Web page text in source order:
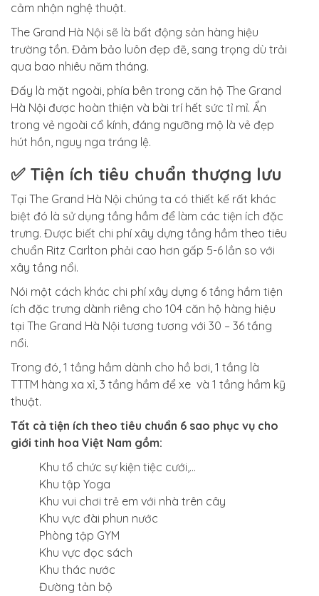
cảm nhận nghệ thuật.
The Grand Hà Nội sẽ là bất động sản hàng hiệu
trường tồn. Đảm bảo luôn đẹp đẽ, sang trọng dù trải
qua bao nhiêu năm tháng.
Đấy là mặt ngoài, phía bên trong căn hộ The Grand
Hà Nội được hoàn thiện và bài trí hết sức tỉ mỉ. Ẩn
trong vẻ ngoài cổ kính, đáng ngưỡng mộ là vẻ đẹp
hút hồn, nguy nga tráng lệ.
✅ Tiện ích tiêu chuẩn thượng lưu
Tại The Grand Hà Nội chúng ta có thiết kế rất khác
biệt đó là sử dụng tầng hầm để làm các tiện ích đặc
trưng. Được biết chi phí xây dựng tầng hầm theo tiêu
chuẩn Ritz Carlton phải cao hơn gấp 5-6 lần so với
xây tầng nổi.
Nói một cách khác chi phí xây dựng 6 tầng hầm tiện
ích đặc trưng dành riêng cho 104 căn hộ hàng hiệu
tại The Grand Hà Nội tương tương với 30 – 36 tầng
nổi.
Trong đó, 1 tầng hầm dành cho hồ bơi, 1 tầng là
TTTM hàng xa xỉ, 3 tầng hầm để xe và 1 tầng hầm kỹ
thuật.
Tất cả tiện ích theo tiêu chuẩn 6 sao phục vụ cho
giới tinh hoa Việt Nam gồm:
Khu tổ chức sự kiện tiệc cưới,…
Khu tập Yoga
Khu vui chơi trẻ em với nhà trên cây
Khu vực đài phun nước
Phòng tập GYM
Khu vực đọc sách
Khu thác nước
Đường tản bộ